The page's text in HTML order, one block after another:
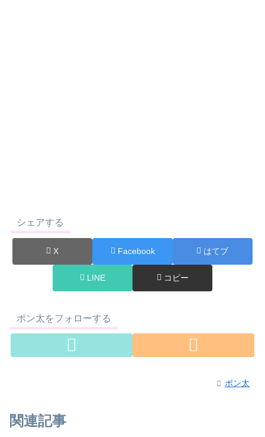
シェアする
X Facebook はてブ
LINE コピー
ポン太をフォローする
ポン太
関連記事